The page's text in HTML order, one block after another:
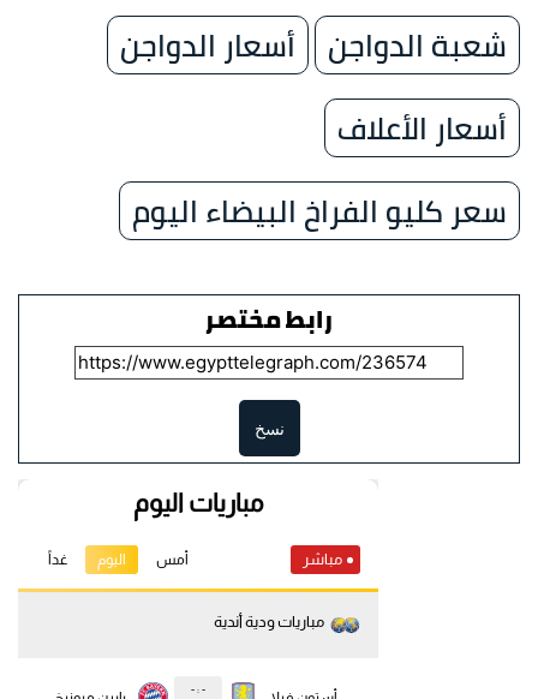
شعبة الدواجن
أسعار الدواجن
أسعار الأعلاف
سعر كليو الفراخ البيضاء اليوم
رابط مختصر
نسخ